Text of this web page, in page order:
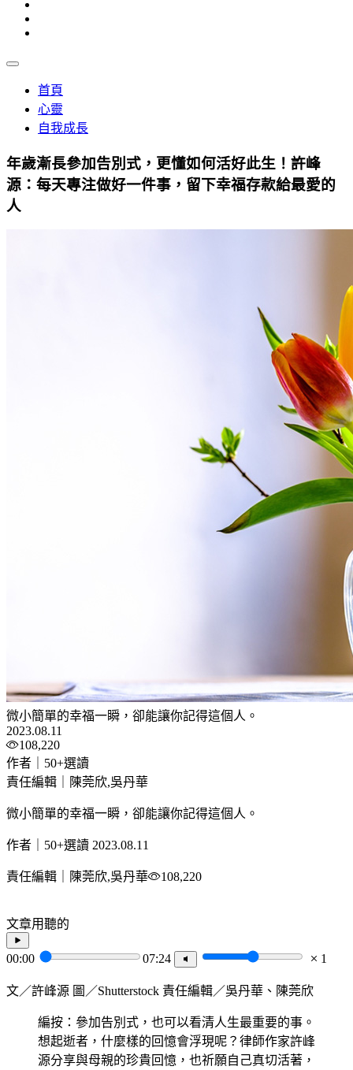
首頁
心靈
自我成長
年歲漸長參加告別式，更懂如何活好此生！許峰
源：每天專注做好一件事，留下幸福存款給最愛的
人
微小簡單的幸福一瞬，卻能讓你記得這個人。
2023.08.11
108,220
作者｜50+選讀
責任編輯｜陳莞欣,吳丹華
微小簡單的幸福一瞬，卻能讓你記得這個人。
作者｜50+選讀 2023.08.11
責任編輯｜陳莞欣,吳丹華 108,220
文章用聽的
00:00 07:24 1
文／許峰源 圖／Shutterstock 責任編輯／吳丹華、陳莞欣
編按：參加告別式，也可以看清人生最重要的事。
想起逝者，什麼樣的回憶會浮現呢？律師作家許峰
源分享與母親的珍貴回憶，也祈願自己真切活著，